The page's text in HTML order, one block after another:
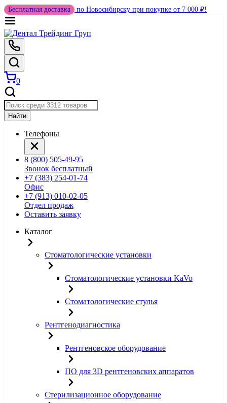
Бесплатная доставка по Новосибирску при покупке от 7 000 ₽!
0
Найти
Телефоны
8 (800) 505-49-95
Звонок бесплатный
+7 (383) 254-01-74
Офис
+7 (913) 010-02-05
Отдел продаж
Оставить заявку
Каталог
Стоматологические установки
Стоматологические установки KaVo
Стоматологические стулья
Рентгенодиагностика
Рентгеновское оборудование
ПО для 3D рентгеновских аппаратов
Стерилизационное оборудование